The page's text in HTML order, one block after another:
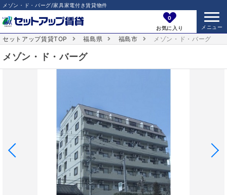
メゾン・ド・バーグ/家具家電付き賃貸物件
0
お気に入り
セットアップ賃貸TOP 福島県 福島市 メゾン・ド・バーグ
メゾン・ド・バーグ